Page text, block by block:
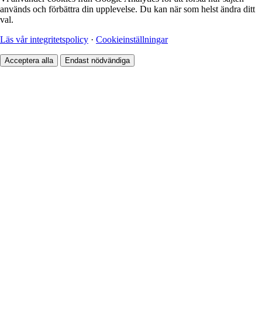
används och förbättra din upplevelse. Du kan när som helst ändra ditt
val.
Läs vår integritetspolicy · Cookieinställningar
Acceptera alla Endast nödvändiga